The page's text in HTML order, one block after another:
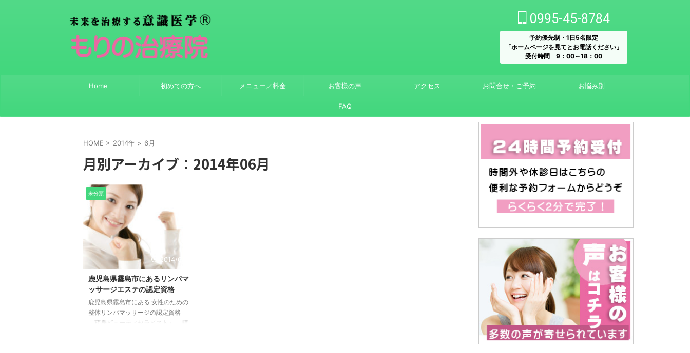
0995-45-8784
予約優先制・1日5名限定
「ホームページを見てとお電話ください」
受付時間 9：00～18：00
Home 初めての方へ メニュー／料金 お客様の声 アクセス お問合せ・ご予約 お悩み別
FAQ
HOME > 2014年 > 6月
月別アーカイブ：2014年06月
未分類
2014/6/22
鹿児島県霧島市にあるリンパマ
ッサージエステの認定資格
鹿児島県霧島市にある 女性のための
整体リンパマッサージの認定資格
「変身ビューティセラピスト」 講